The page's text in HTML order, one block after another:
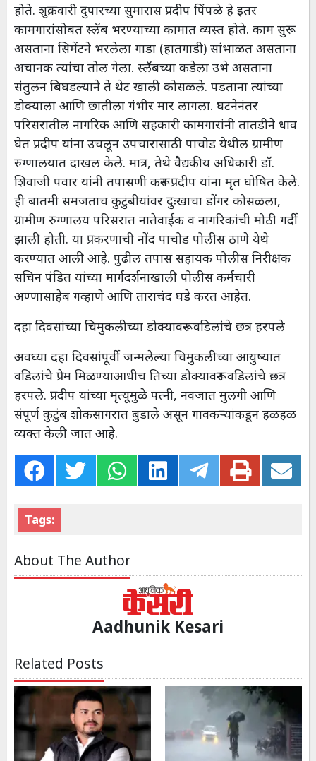
होते. शुक्रवारी दुपारच्या सुमारास प्रदीप पिंपळे हे इतर
कामगारांसोबत स्लॅब भरण्याच्या कामात व्यस्त होते. काम सुरू
असताना सिमेंटने भरलेला गाडा (हातगाडी) सांभाळत असताना
अचानक त्यांचा तोल गेला. स्लॅबच्या कडेला उभे असताना
संतुलन बिघडल्याने ते थेट खाली कोसळले. पडताना त्यांच्या
डोक्याला आणि छातीला गंभीर मार लागला. घटनेनंतर
परिसरातील नागरिक आणि सहकारी कामगारांनी तातडीने धाव
घेत प्रदीप यांना उचलून उपचारासाठी पाचोड येथील ग्रामीण
रुग्णालयात दाखल केले. मात्र, तेथे वैद्यकीय अधिकारी डॉ.
शिवाजी पवार यांनी तपासणी करून प्रदीप यांना मृत घोषित केले.
ही बातमी समजताच कुटुंबीयांवर दुःखाचा डोंगर कोसळला,
ग्रामीण रुग्णालय परिसरात नातेवाईक व नागरिकांची मोठी गर्दी
झाली होती. या प्रकरणाची नोंद पाचोड पोलीस ठाणे येथे
करण्यात आली आहे. पुढील तपास सहायक पोलीस निरीक्षक
सचिन पंडित यांच्या मार्गदर्शनाखाली पोलीस कर्मचारी
अण्णासाहेब गव्हाणे आणि ताराचंद घडे करत आहेत.
दहा दिवसांच्या चिमुकलीच्या डोक्यावरून वडिलांचे छत्र हरपले
अवघ्या दहा दिवसांपूर्वी जन्मलेल्या चिमुकलीच्या आयुष्यात
वडिलांचे प्रेम मिळण्याआधीच तिच्या डोक्यावरून वडिलांचे छत्र
हरपले. प्रदीप यांच्या मृत्यूमुळे पत्नी, नवजात मुलगी आणि
संपूर्ण कुटुंब शोकसागरात बुडाले असून गावकऱ्यांकडून हळहळ
व्यक्त केली जात आहे.
Tags:
About The Author
Aadhunik Kesari
Related Posts